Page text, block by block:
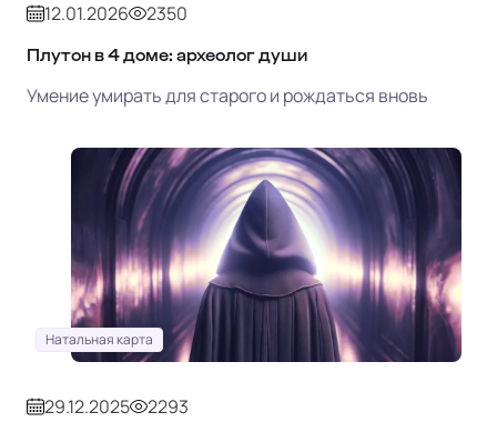
12.01.2026 2350
Плутон в 4 доме: археолог души
Умение умирать для старого и рождаться вновь
Натальная карта
29.12.2025 2293